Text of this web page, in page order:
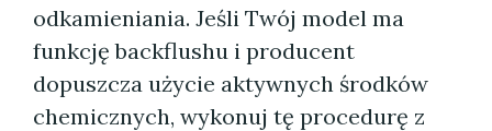
odkamieniania. Jeśli Twój model ma
funkcję backflushu i producent
dopuszcza użycie aktywnych środków
chemicznych, wykonuj tę procedurę z